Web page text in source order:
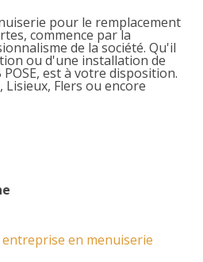
pour le remplacement
commence par la
de la société. Qu'il
ou d'une installation de
est à votre disposition.
Flers ou encore
en menuiserie